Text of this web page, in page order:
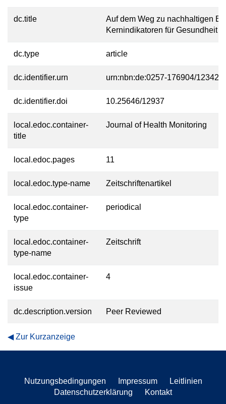
dc.title
Auf dem Weg zu nachhaltigen
Kernindikatoren für Gesundheit
dc.type article
dc.identifier.urn urn:nbn:de:0257-176904/12342-5
dc.identifier.doi 10.25646/12937
local.edoc.container-
title
Journal of Health Monitoring
local.edoc.pages 11
local.edoc.type-name Zeitschriftenartikel
local.edoc.container-
type
periodical
local.edoc.container-
type-name
Zeitschrift
local.edoc.container-
issue
4
dc.description.version Peer Reviewed
Zur Kurzanzeige
Nutzungsbedingungen Impressum
Leitlinien
Datenschutzerklärung
Kontakt